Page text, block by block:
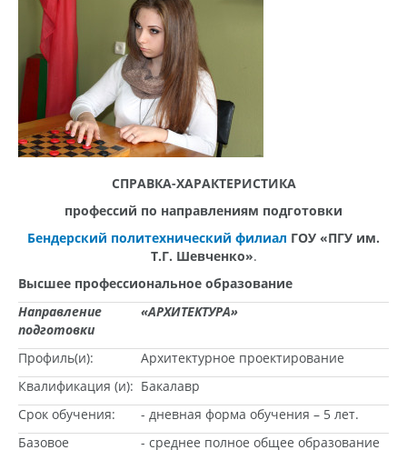
СПРАВКА-ХАРАКТЕРИСТИКА
профессий по направлениям подготовки
Бендерский политехнический филиал ГОУ «ПГУ им.
Т.Г. Шевченко».
Высшее профессиональное образование
Направление
подготовки
«АРХИТЕКТУРА»
Профиль(и):
Архитектурное проектирование
Квалификация (и): Бакалавр
Срок обучения:
- дневная форма обучения – 5 лет.
Базовое
- среднее полное общее образование